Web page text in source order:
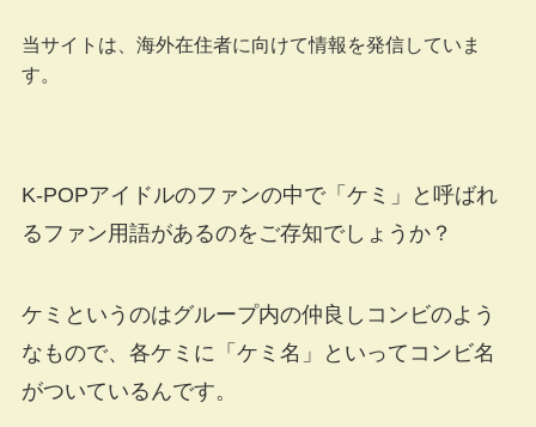
当サイトは、海外在住者に向けて情報を発信していま
す。
K-POPアイドルのファンの中で「ケミ」と呼ばれ
るファン用語があるのをご存知でしょうか？
ケミというのはグループ内の仲良しコンビのよう
なもので、各ケミに「ケミ名」といってコンビ名
がついているんです。